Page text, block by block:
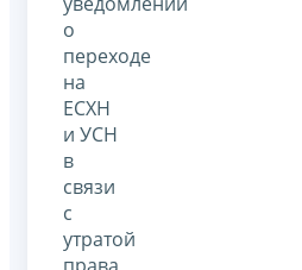
о
переходе
на
ЕСХН
и УСН
в
связи
с
утратой
права